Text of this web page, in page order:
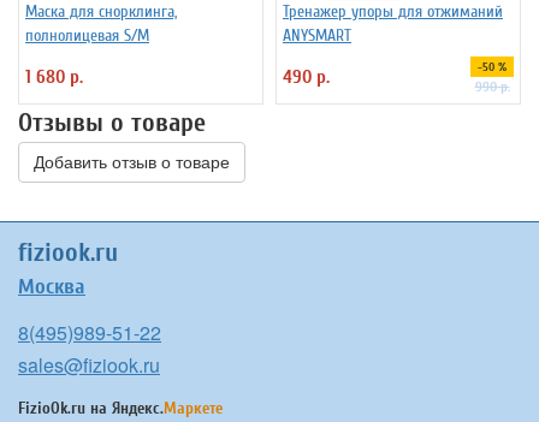
Маска для снорклинга,
полнолицевая S/M
1 680 р.
Тренажер упоры для отжиманий
ANYSMART
490 р. -50 %
990 р.
Отзывы о товаре
Добавить отзыв о товаре
fiziook.ru
Москва
8(495)989-51-22
sales@fiziook.ru
FizioOk.ru на Яндекс.Маркете